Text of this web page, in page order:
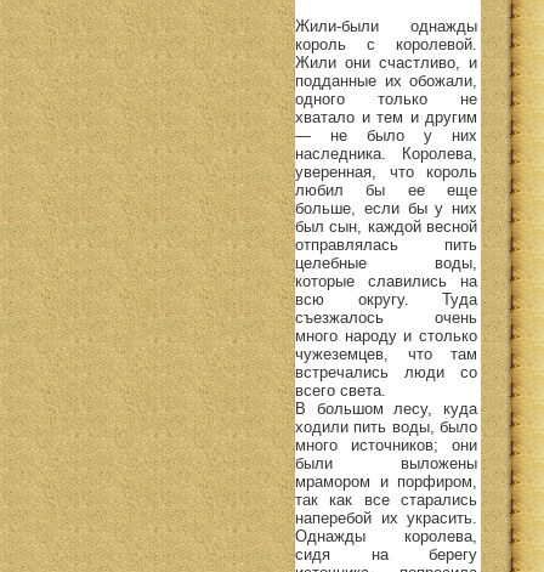
Жили-были однажды
король с королевой.
Жили они счастливо, и
подданные их обожали,
одного только не
хватало и тем и другим
— не было у них
наследника. Королева,
уверенная, что король
любил бы ее еще
больше, если бы у них
был сын, каждой весной
отправлялась пить
целебные воды,
которые славились на
всю округу. Туда
съезжалось очень
много народу и столько
чужеземцев, что там
встречались люди со
всего света.
В большом лесу, куда
ходили пить воды, было
много источников; они
были выложены
мрамором и порфиром,
так как все старались
наперебой их украсить.
Однажды королева,
сидя на берегу